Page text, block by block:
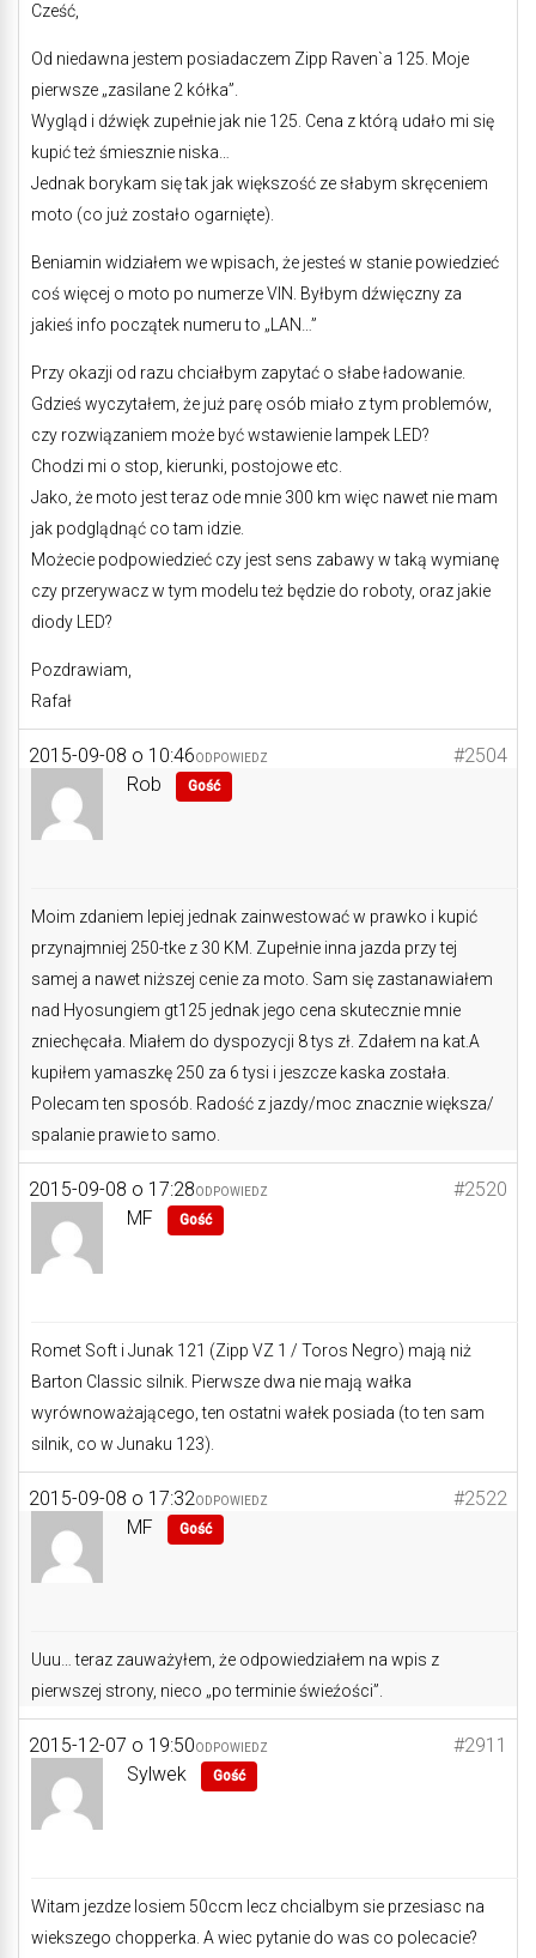
Cześć,
Od niedawna jestem posiadaczem Zipp Raven`a 125. Moje
pierwsze „zasilane 2 kółka”.
Wygląd i dźwięk zupełnie jak nie 125. Cena z którą udało mi się
kupić też śmiesznie niska…
Jednak borykam się tak jak większość ze słabym skręceniem
moto (co już zostało ogarnięte).
Beniamin widziałem we wpisach, że jesteś w stanie powiedzieć
coś więcej o moto po numerze VIN. Byłbym dźwięczny za
jakieś info początek numeru to „LAN…”
Przy okazji od razu chciałbym zapytać o słabe ładowanie.
Gdzieś wyczytałem, że już parę osób miało z tym problemów,
czy rozwiązaniem może być wstawienie lampek LED?
Chodzi mi o stop, kierunki, postojowe etc.
Jako, że moto jest teraz ode mnie 300 km więc nawet nie mam
jak podglądnąć co tam idzie.
Możecie podpowiedzieć czy jest sens zabawy w taką wymianę
czy przerywacz w tym modelu też będzie do roboty, oraz jakie
diody LED?
Pozdrawiam,
Rafał
2015-09-08 o 10:46 #2504
ODPOWIEDZ
Rob Gość
Moim zdaniem lepiej jednak zainwestować w prawko i kupić
przynajmniej 250-tke z 30 KM. Zupełnie inna jazda przy tej
samej a nawet niższej cenie za moto. Sam się zastanawiałem
nad Hyosungiem gt125 jednak jego cena skutecznie mnie
zniechęcała. Miałem do dyspozycji 8 tys zł. Zdałem na kat.A
kupiłem yamaszkę 250 za 6 tysi i jeszcze kaska została.
Polecam ten sposób. Radość z jazdy/moc znacznie większa/
spalanie prawie to samo.
2015-09-08 o 17:28 #2520
ODPOWIEDZ
MF Gość
Romet Soft i Junak 121 (Zipp VZ 1 / Toros Negro) mają niż
Barton Classic silnik. Pierwsze dwa nie mają wałka
wyrównoważającego, ten ostatni wałek posiada (to ten sam
silnik, co w Junaku 123).
2015-09-08 o 17:32 #2522
ODPOWIEDZ
MF Gość
Uuu… teraz zauważyłem, że odpowiedziałem na wpis z
pierwszej strony, nieco „po terminie świeźości”.
2015-12-07 o 19:50 #2911
ODPOWIEDZ
Sylwek Gość
Witam jezdze losiem 50ccm lecz chcialbym sie przesiasc na
wiekszego chopperka. A wiec pytanie do was co polecacie?